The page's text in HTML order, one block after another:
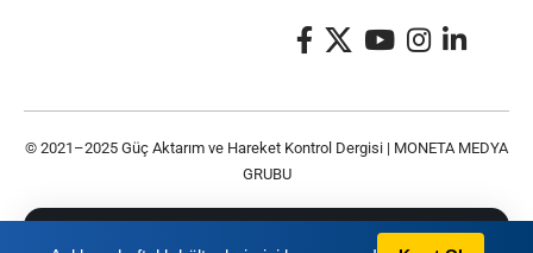
TAMAM
© 2021–2025 Güç Aktarım ve Hareket Kontrol Dergisi | MONETA MEDYA
GRUBU